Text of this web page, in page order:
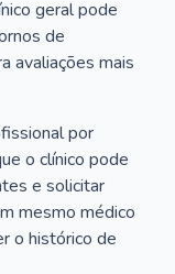
geral pode
de
avaliações mais
por
o clínico pode
e solicitar
mesmo médico
o histórico de